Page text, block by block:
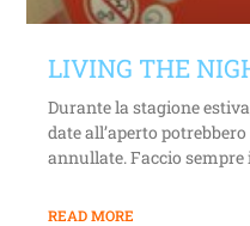
LIVING THE
Durante la stagione
date all’aperto
annullate. Faccio sempre
READ MORE